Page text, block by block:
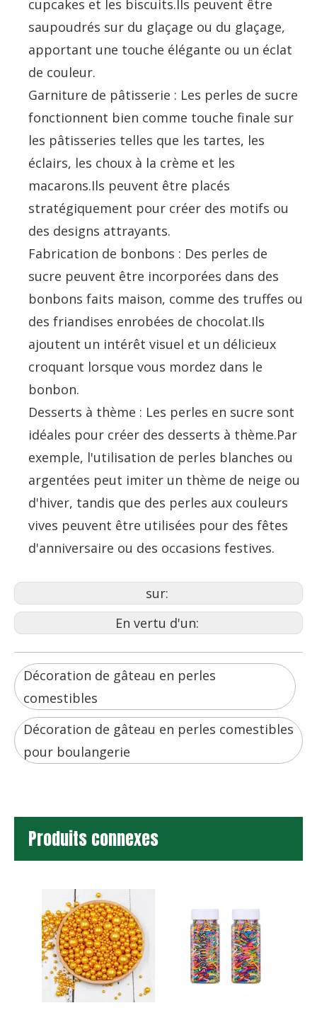
cupcakes et les biscuits.Ils peuvent être
saupoudrés sur du glaçage ou du glaçage,
apportant une touche élégante ou un éclat
de couleur.
Garniture de pâtisserie : Les perles de sucre
fonctionnent bien comme touche finale sur
les pâtisseries telles que les tartes, les
éclairs, les choux à la crème et les
macarons.Ils peuvent être placés
stratégiquement pour créer des motifs ou
des designs attrayants.
Fabrication de bonbons : Des perles de
sucre peuvent être incorporées dans des
bonbons faits maison, comme des truffes ou
des friandises enrobées de chocolat.Ils
ajoutent un intérêt visuel et un délicieux
croquant lorsque vous mordez dans le
bonbon.
Desserts à thème : Les perles en sucre sont
idéales pour créer des desserts à thème.Par
exemple, l'utilisation de perles blanches ou
argentées peut imiter un thème de neige ou
d'hiver, tandis que des perles aux couleurs
vives peuvent être utilisées pour des fêtes
d'anniversaire ou des occasions festives.
sur:
En vertu d'un:
Décoration de gâteau en perles
comestibles
Décoration de gâteau en perles comestibles
pour boulangerie
Produits connexes